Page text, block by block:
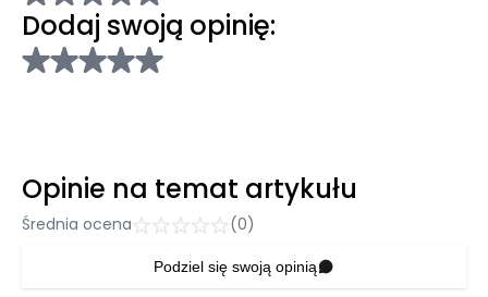
Dodaj swoją opinię:
Opinie na temat artykułu
Średnia ocena (0)
Podziel się swoją opinią